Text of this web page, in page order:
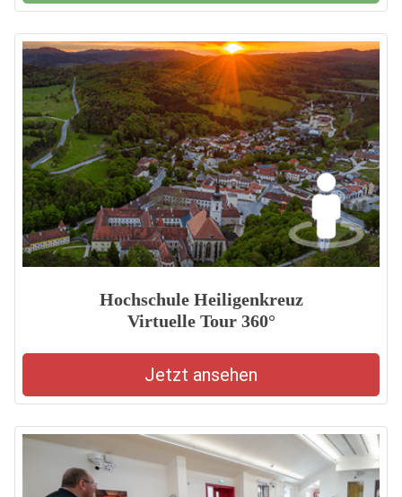
Hochschule Heiligenkreuz
Virtuelle Tour 360°
Jetzt ansehen